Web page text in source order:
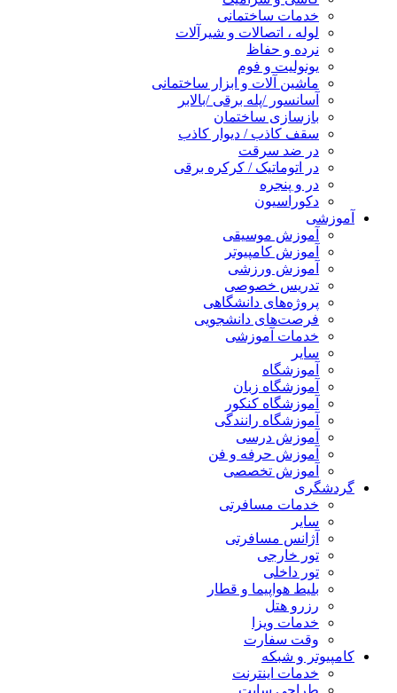
خدمات ساختمانی
لوله ، اتصالات و شیرآلات
نرده و حفاظ
یونولیت و فوم
ماشین آلات و ابزار ساختمانی
آسانسور /پله برقی /بالابر
بازسازی ساختمان
سقف کاذب / دیوار کاذب
در ضد سرقت
در اتوماتیک / کرکره برقی
در و پنجره
دکوراسیون
آموزشی
آموزش موسیقی
آموزش کامپیوتر
آموزش ورزشی
تدریس خصوصی
پروژه‌های دانشگاهی
فرصت‌های دانشجویی
خدمات آموزشی
سایر
آموزشگاه
آموزشگاه زبان
آموزشگاه کنکور
آموزشگاه رانندگی
آموزش درسی
آموزش حرفه و فن
آموزش تخصصی
گردشگری
خدمات مسافرتی
سایر
آژانس مسافرتی
تور خارجی
تور داخلی
بلیط هواپیما و قطار
رزرو هتل
خدمات ویزا
وقت سفارت
کامپیوتر و شبکه
خدمات اینترنت